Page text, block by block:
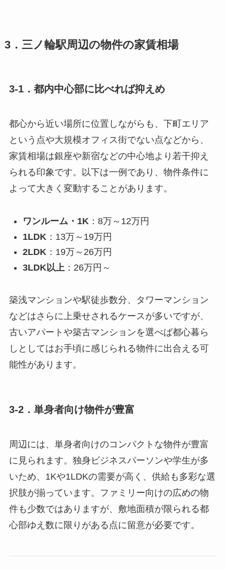
3．三ノ輪駅周辺の物件の家賃相場
3-1．都内中心部に比べれば抑えめ
都心から近い場所に位置しながらも、下町エリア
という点や大規模オフィス街でない点などから、
家賃相場は銀座や新宿などの中心地より若干抑え
られる印象です。以下は一例であり、物件条件に
よって大きく変動することがあります。
ワンルーム・1K：8万～12万円
1LDK ：13万～19万円
2LDK：19万～26万円
3LDK以上 ：26万円～
築浅マンションや駅徒歩数分、タワーマンション
などはさらに上乗せされるケースが多いですが、
古いアパートや築古マンションを選べば都心暮ら
しとしてはお手頃に感じられる物件に出合える可
能性があります。
3-2．単身者向け物件が豊富
周辺には、単身者向けのコンパクトな物件が豊富
に見られます。独身ビジネスパーソンや学生が多
いため、1Kや1LDKの需要が高く、供給も多彩な選
択肢が揃っています。ファミリー向けの広めの物
件も少数ではありますが、敷地面積が限られる都
心部ゆえ数に限りがある点に留意が必要です。